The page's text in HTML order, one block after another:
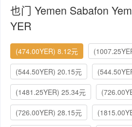
也门 Yemen Sabafon
YER
(474.00YER) 8.12元
(544.50YER) 20.15元
(1481.25YER) 25.34元
(726.00YER) 28.15元